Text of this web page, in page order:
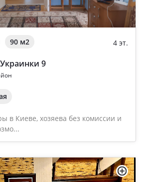
90 м2 4 эт.
9
в Киеве, хозяева без комиссии и